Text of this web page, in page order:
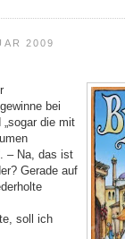
2009
bei
„sogar die mit
– Na, das ist
Gerade auf
soll ich